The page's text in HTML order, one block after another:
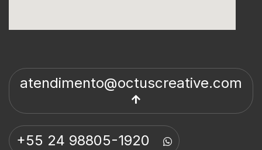
atendimento@octuscreative.com
+55 24 98805-1920